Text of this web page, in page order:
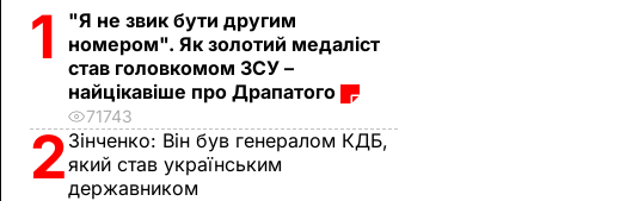
1
"Я не звик бути другим
номером". Як золотий медаліст
став головкомом ЗСУ –
найцікавіше про Драпатого
71743
2 Зінченко: Він був генералом КДБ,
який став українським
державником